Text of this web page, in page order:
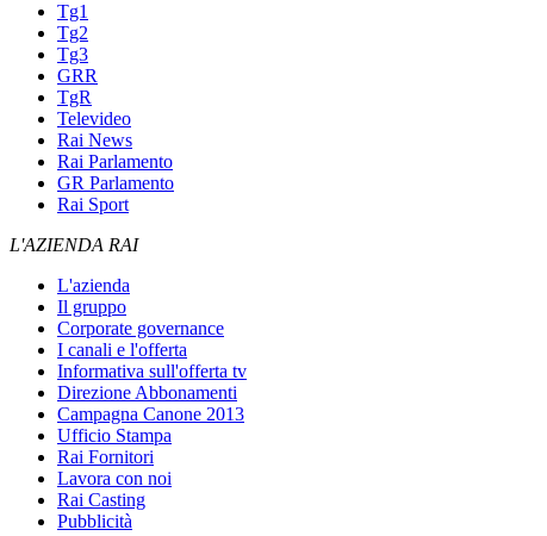
Tg1
Tg2
Tg3
GRR
TgR
Televideo
Rai News
Rai Parlamento
GR Parlamento
Rai Sport
L'AZIENDA RAI
L'azienda
Il gruppo
Corporate governance
I canali e l'offerta
Informativa sull'offerta tv
Direzione Abbonamenti
Campagna Canone 2013
Ufficio Stampa
Rai Fornitori
Lavora con noi
Rai Casting
Pubblicità